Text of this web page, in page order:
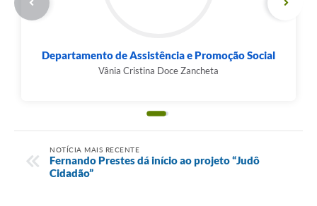
Departamento de Assistência e Promoção Social
Vânia Cristina Doce Zancheta
NOTÍCIA MAIS RECENTE
Fernando Prestes dá início ao projeto “Judô
Cidadão”